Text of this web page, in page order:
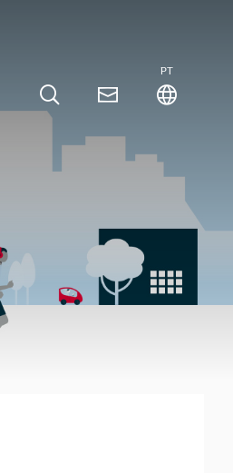
PT